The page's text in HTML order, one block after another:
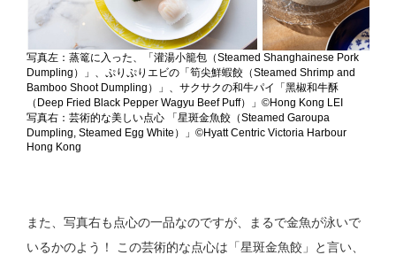
写真左：蒸篭に入った、「灌湯小籠包（Steamed Shanghainese Pork
Dumpling）」、ぷりぷりエビの「筍尖鮮蝦餃（Steamed Shrimp and
Bamboo Shoot Dumpling）」、サクサクの和牛パイ「黑椒和牛酥
（Deep Fried Black Pepper Wagyu Beef Puff）」©Hong Kong LEI
写真右：芸術的な美しい点心 「星斑金魚餃（Steamed Garoupa
Dumpling, Steamed Egg White）」©Hyatt Centric Victoria Harbour
Hong Kong
また、写真右も点心の一品なのですが、まるで金魚が泳いで
いるかのよう！ この芸術的な点心は「星斑金魚餃」と言い、